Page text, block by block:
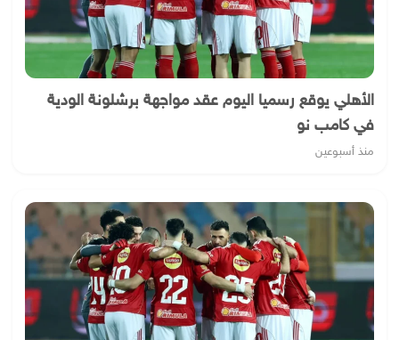
الأهلي يوقع رسميا اليوم عقد مواجهة برشلونة الودية
في كامب نو
منذ أسبوعين